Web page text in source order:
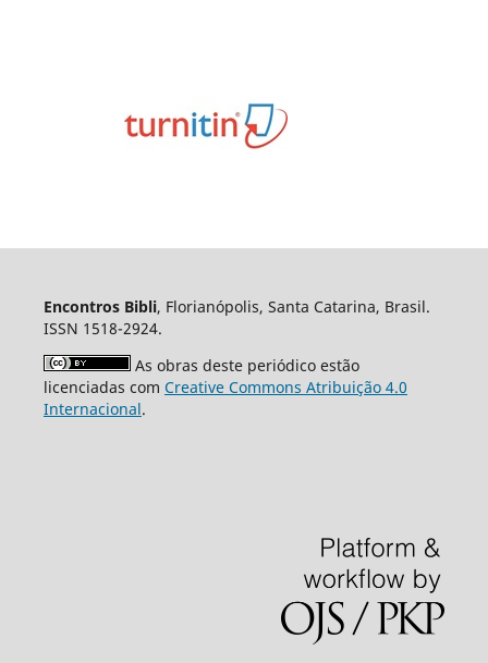
Encontros Bibli, Florianópolis, Santa Catarina, Brasil.
ISSN 1518-2924.
As obras deste periódico estão
licenciadas com Creative Commons Atribuição 4.0
Internacional.